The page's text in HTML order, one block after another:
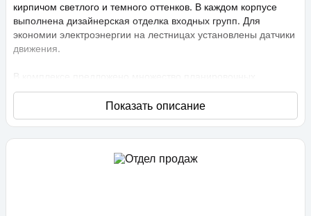
кирпичом светлого и темного оттенков. В каждом корпусе
выполнена дизайнерская отделка входных групп. Для
экономии электроэнергии на лестницах установлены датчики
движения.
В комплексе предложено множество планировочных
решений: в наличии квартиры, как классического типа, так и
европланировки. Они сдаются с подчистовой отделкой,
высота потолков составляет 2,75 метра. В квартирах